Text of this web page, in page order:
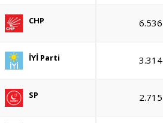
CHP 6.536
İYİ Parti 3.314
SP 2.715